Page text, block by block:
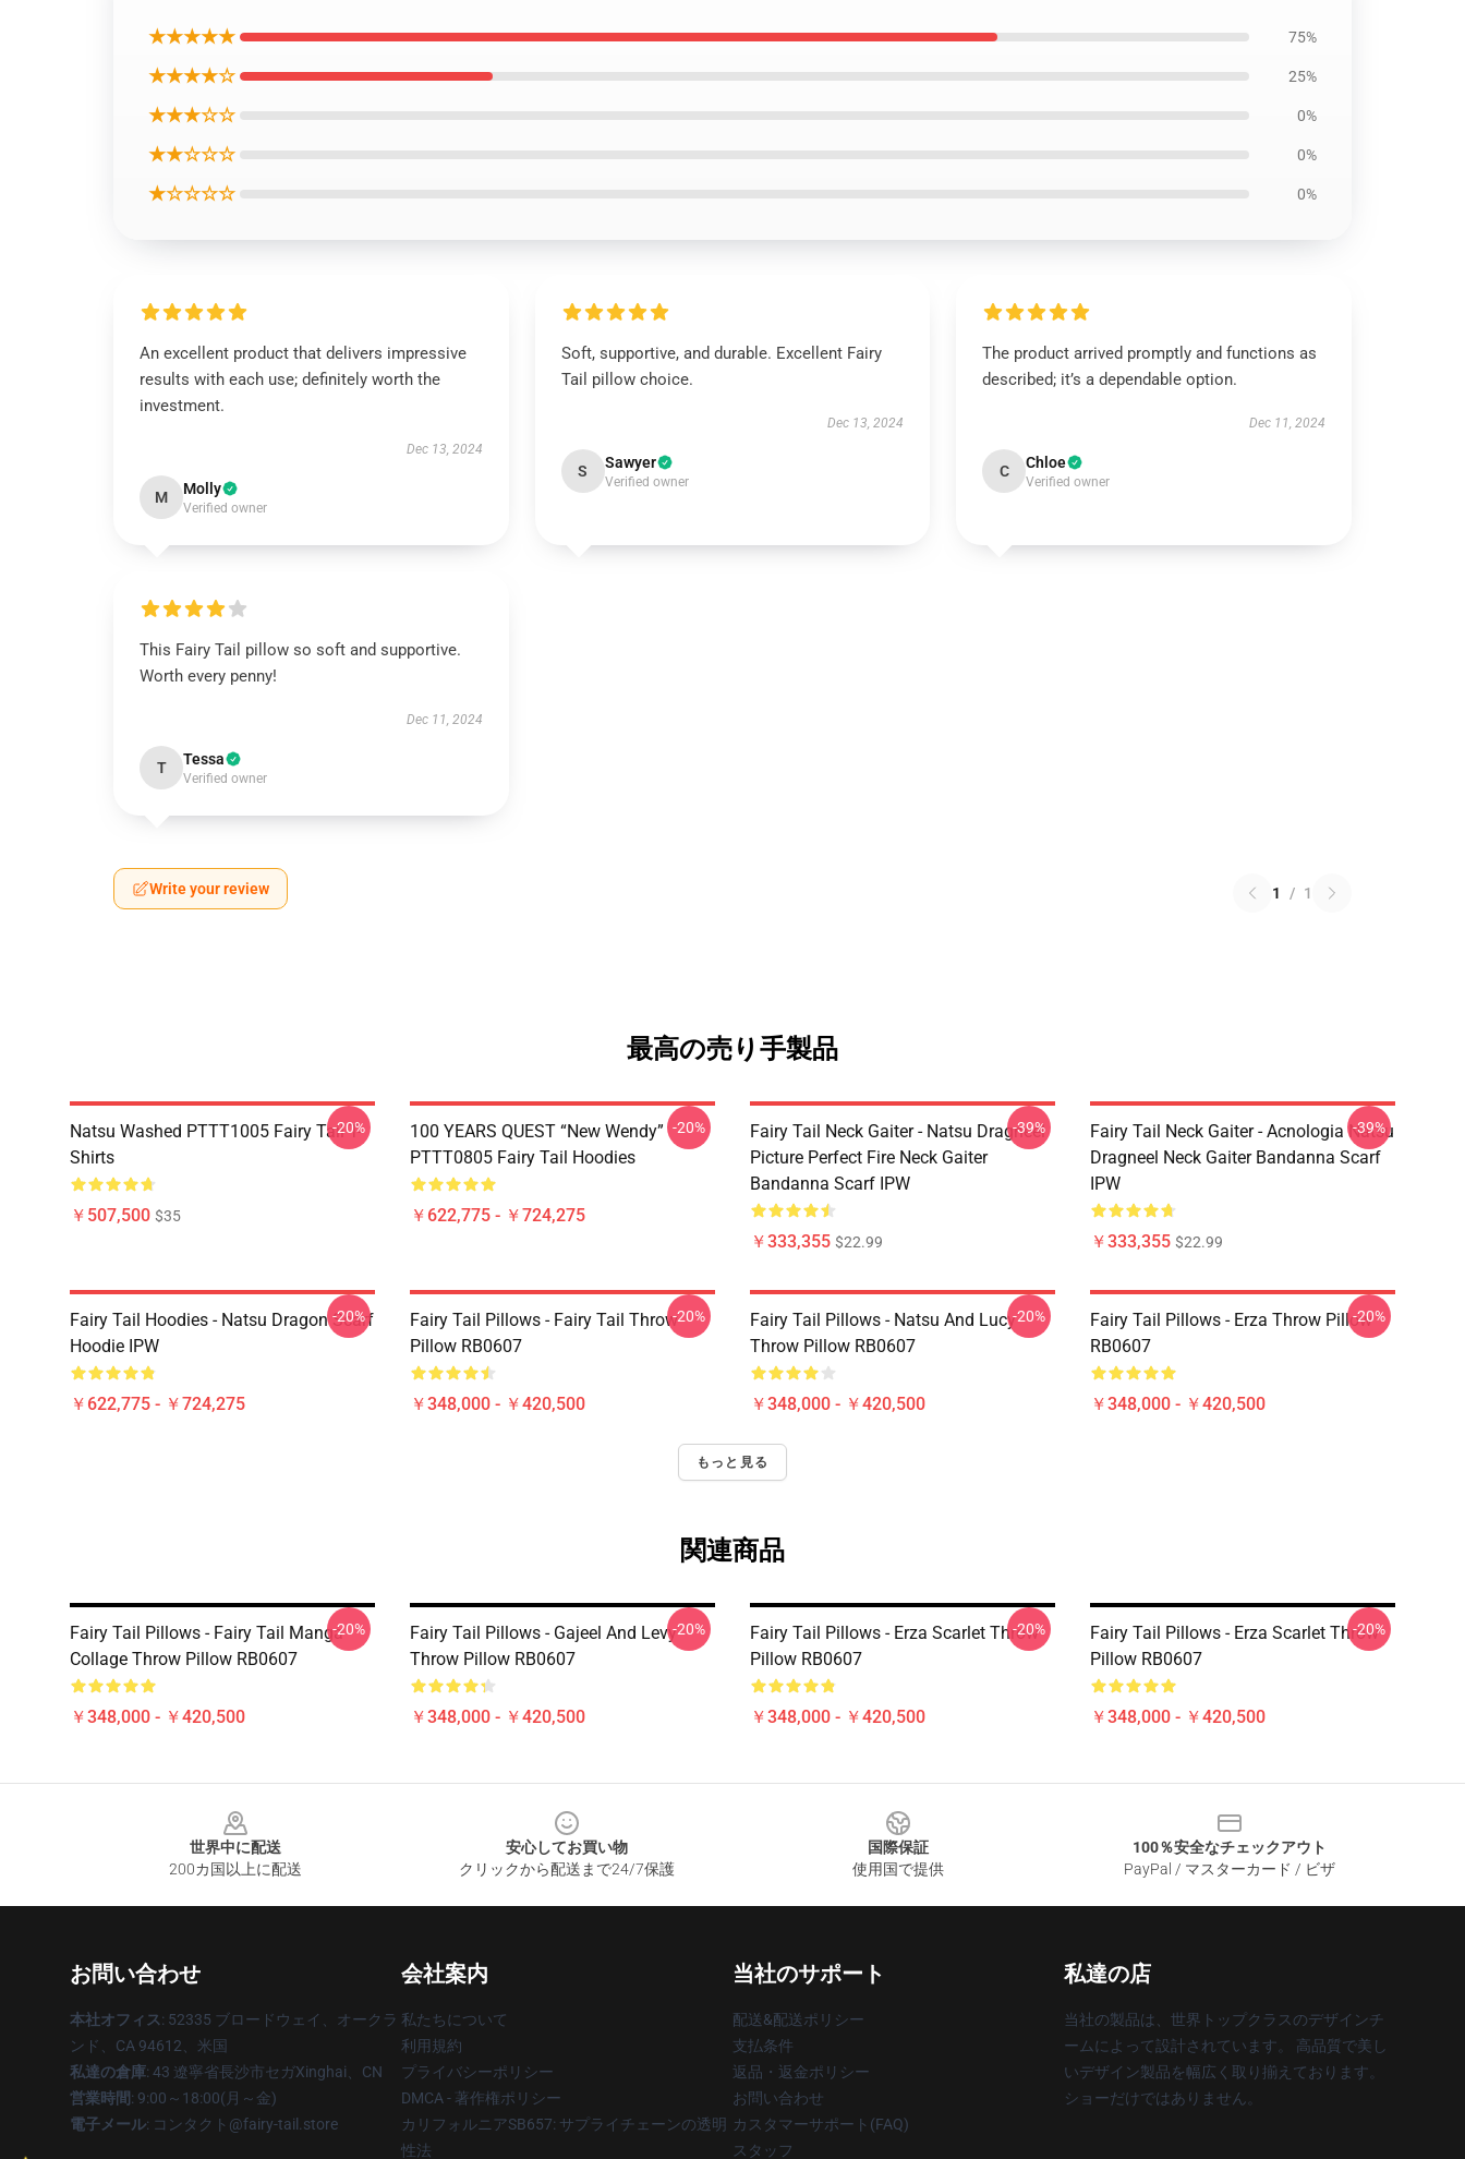
★★★★★ 75%
★★★★☆ 25%
★★★☆☆ 0%
★★☆☆☆ 0%
★☆☆☆☆ 0%
An excellent product that delivers impressive
results with each use; definitely worth the
investment.
Dec 13, 2024
M Molly
Verified owner
Soft, supportive, and durable. Excellent Fairy
Tail pillow choice.
Dec 13, 2024
S Sawyer
Verified owner
The product arrived promptly and functions as
described; it’s a dependable option.
Dec 11, 2024
C Chloe
Verified owner
This Fairy Tail pillow so soft and supportive.
Worth every penny!
Dec 11, 2024
T Tessa
Verified owner
Write your review 1 / 1
最高の売り手製品
Natsu Washed PTTT1005 Fairy Tail T-
Shirts
￥507,500 $35
-20%
100 YEARS QUEST “New Wendy”
PTTT0805 Fairy Tail Hoodies
￥622,775 - ￥724,275
-20%
Fairy Tail Neck Gaiter - Natsu Dragneel
Picture Perfect Fire Neck Gaiter
Bandanna Scarf IPW
￥333,355 $22.99
-39%
Fairy Tail Neck Gaiter - Acnologia Natsu
Dragneel Neck Gaiter Bandanna Scarf
IPW
￥333,355 $22.99
-39%
Fairy Tail Hoodies - Natsu Dragon Scarf
Hoodie IPW
￥622,775 - ￥724,275
-20%
Fairy Tail Pillows - Fairy Tail Throw
Pillow RB0607
￥348,000 - ￥420,500
-20%
Fairy Tail Pillows - Natsu And Lucy
Throw Pillow RB0607
￥348,000 - ￥420,500
-20%
Fairy Tail Pillows - Erza Throw Pillow
RB0607
￥348,000 - ￥420,500
-20%
もっと見る
関連商品
Fairy Tail Pillows - Fairy Tail Manga
Collage Throw Pillow RB0607
￥348,000 - ￥420,500
-20%
Fairy Tail Pillows - Gajeel And Levy
Throw Pillow RB0607
￥348,000 - ￥420,500
-20%
Fairy Tail Pillows - Erza Scarlet Throw
Pillow RB0607
￥348,000 - ￥420,500
-20%
Fairy Tail Pillows - Erza Scarlet Throw
Pillow RB0607
￥348,000 - ￥420,500
-20%
世界中に配送
200カ国以上に配送
安心してお買い物
クリックから配送まで24/7保護
国際保証
使用国で提供
100％安全なチェックアウト
PayPal / マスターカード / ビザ
お問い合わせ
本社オフィス: 52335 ブロードウェイ、オークラ
ンド、CA 94612、米国
私達の倉庫: 43 遼寧省長沙市セガXinghai、CN
営業時間: 9:00～18:00(月～金)
電子メール: コンタクト@fairy-tail.store
会社案内
私たちについて
利用規約
プライバシーポリシー
DMCA - 著作権ポリシー
カリフォルニアSB657: サプライチェーンの透明
性法
当社のサポート
配送&配送ポリシー
支払条件
返品・返金ポリシー
お問い合わせ
カスタマーサポート(FAQ)
スタッフ
私達の店
当社の製品は、世界トップクラスのデザインチ
ームによって設計されています。 高品質で美し
いデザイン製品を幅広く取り揃えております。
ショーだけではありません。